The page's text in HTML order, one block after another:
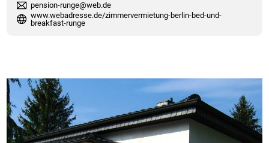
pension-runge@web.de
www.webadresse.de/zimmervermietung-berlin-bed-und-
breakfast-runge